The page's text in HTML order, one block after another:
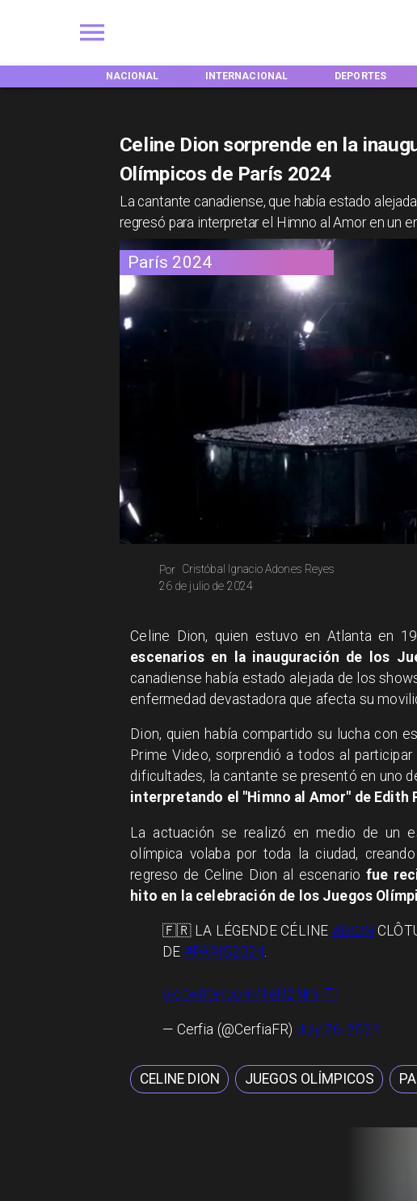
INTERNACIONAL DEPORTES TENDENCIAS
París 2024
Cristóbal Ignacio Adones Reyes
Por
26 de julio de 2024
Celine Dion sorprende en la
Olímpicos de París 2024
​La cantante canadiense, que había estado
regresó para interpretar el Himno al Amor en un
Celine Dion, quien estuvo en Atlanta en
escenarios en la inauguración de los
canadiense había estado alejada de los
enfermedad devastadora que afecta su
Dion, quien había compartido su lucha con
Prime Video, sorprendió a todos al
dificultades, la cantante se presentó en uno
interpretando el "Himno al Amor" de Edith
La actuación se realizó en medio de un
olímpica volaba por toda la ciudad,
regreso de Celine Dion al escenario fue
hito en la celebración de los Juegos
🇫🇷 LA LÉGENDE CÉLINE #DION
DE #PARIS2024.
pic.twitter.com/1eH2NmIjTl
— Cerfia (@CerfiaFR) July 26, 2024
CELINE DION JUEGOS OLÍMPICOS